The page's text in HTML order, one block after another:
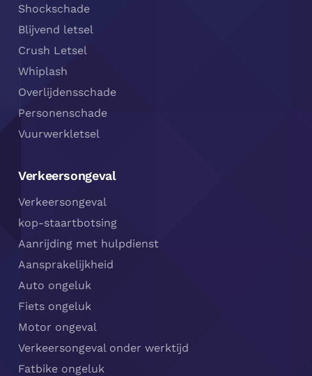
Shockschade
Blijvend letsel
Crush Letsel
Whiplash
Overlijdensschade
Personenschade
Vuurwerkletsel
Verkeersongeval
Verkeersongeval
kop-staartbotsing
Aanrijding met hulpdienst
Aansprakelijkheid
Auto ongeluk
Fiets ongeluk
Motor ongeval
Verkeersongeval onder werktijd
Fatbike ongeluk